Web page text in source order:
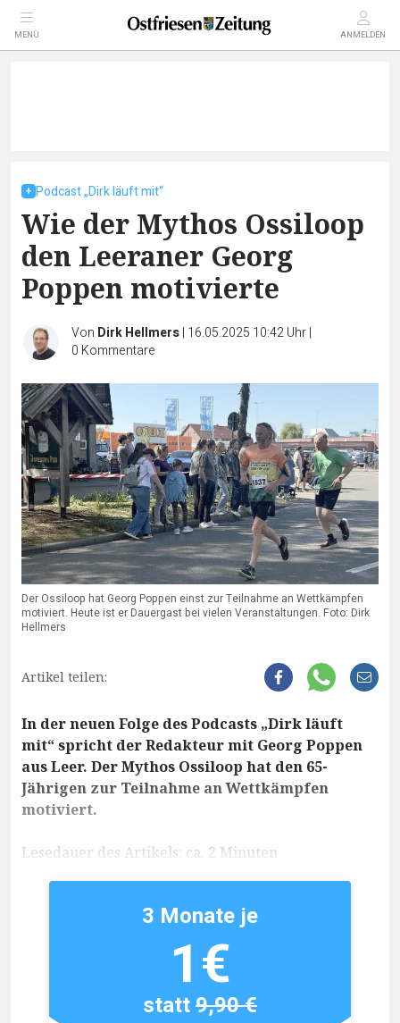
MENÜ ANMELDEN
Podcast „Dirk läuft mit“
Wie der Mythos Ossiloop
den Leeraner Georg
Poppen motivierte
Von Dirk Hellmers| 16.05.2025 10:42 Uhr|
0 Kommentare
Der Ossiloop hat Georg Poppen einst zur Teilnahme an Wettkämpfen
motiviert. Heute ist er Dauergast bei vielen Veranstaltungen. Foto: Dirk
Hellmers
Artikel teilen:
In der neuen Folge des Podcasts „Dirk läuft
mit“ spricht der Redakteur mit Georg Poppen
aus Leer. Der Mythos Ossiloop hat den 65-
Jährigen zur Teilnahme an Wettkämpfen
motiviert.
Lesedauer des Artikels: ca. 2 Minuten
3 Monate je
1€
statt9,90 €